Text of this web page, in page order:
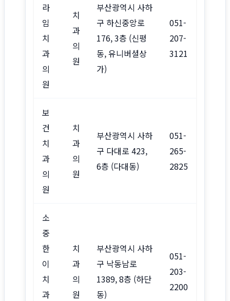
라
임
치
과
의
원
치
과
의
원
부산광역시 사하
구 하신중앙로
176, 3층 (신평
동, 유니버셜상
가)
051-
207-
3121
보
건
치
과
의
원
치
과
의
원
부산광역시 사하
구 다대로 423,
6층 (다대동)
051-
265-
2825
소
중
한
이
치
과
치
과
의
원
부산광역시 사하
구 낙동남로
1389, 8층 (하단
동)
051-
203-
2200